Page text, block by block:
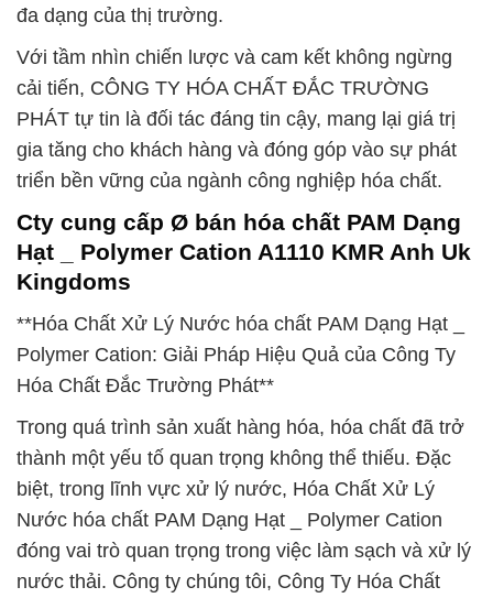
đa dạng của thị trường.
Với tầm nhìn chiến lược và cam kết không ngừng
cải tiến, CÔNG TY HÓA CHẤT ĐẮC TRƯỜNG
PHÁT tự tin là đối tác đáng tin cậy, mang lại giá trị
gia tăng cho khách hàng và đóng góp vào sự phát
triển bền vững của ngành công nghiệp hóa chất.
Cty cung cấp Ø bán hóa chất PAM Dạng
Hạt _ Polymer Cation A1110 KMR Anh Uk
Kingdoms
**Hóa Chất Xử Lý Nước hóa chất PAM Dạng Hạt _
Polymer Cation: Giải Pháp Hiệu Quả của Công Ty
Hóa Chất Đắc Trường Phát**
Trong quá trình sản xuất hàng hóa, hóa chất đã trở
thành một yếu tố quan trọng không thể thiếu. Đặc
biệt, trong lĩnh vực xử lý nước, Hóa Chất Xử Lý
Nước hóa chất PAM Dạng Hạt _ Polymer Cation
đóng vai trò quan trọng trong việc làm sạch và xử lý
nước thải. Công ty chúng tôi, Công Ty Hóa Chất